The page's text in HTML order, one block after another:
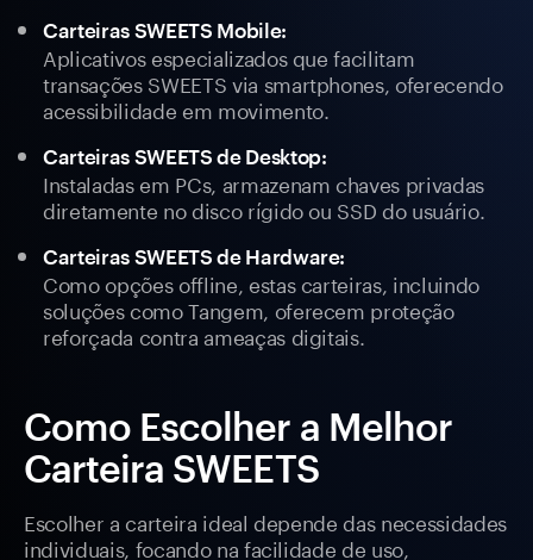
Carteiras SWEETS Mobile:
Aplicativos especializados que facilitam
transações SWEETS via smartphones, oferecendo
acessibilidade em movimento.
Carteiras SWEETS de Desktop:
Instaladas em PCs, armazenam chaves privadas
diretamente no disco rígido ou SSD do usuário.
Carteiras SWEETS de Hardware:
Como opções offline, estas carteiras, incluindo
soluções como Tangem, oferecem proteção
reforçada contra ameaças digitais.
Como Escolher a Melhor
Carteira SWEETS
Escolher a carteira ideal depende das necessidades
individuais, focando na facilidade de uso,